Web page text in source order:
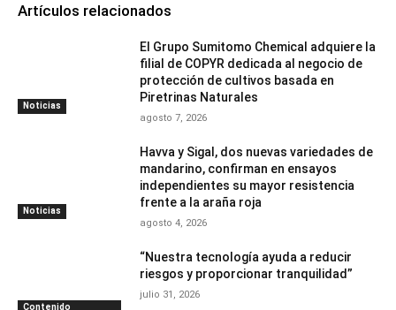
Artículos relacionados
Noticias
El Grupo Sumitomo Chemical adquiere la
filial de COPYR dedicada al negocio de
protección de cultivos basada en
Piretrinas Naturales
agosto 7, 2026
Noticias
Havva y Sigal, dos nuevas variedades de
mandarino, confirman en ensayos
independientes su mayor resistencia
frente a la araña roja
agosto 4, 2026
Contenido
“Nuestra tecnología ayuda a reducir
riesgos y proporcionar tranquilidad”
julio 31, 2026